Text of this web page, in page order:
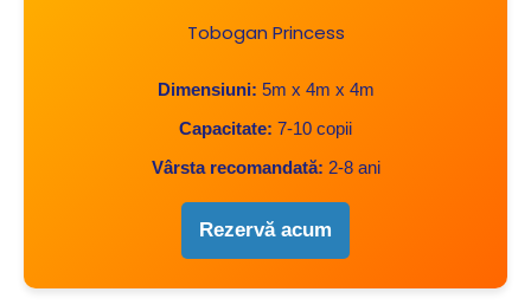
Tobogan Princess
Dimensiuni: 5m x 4m x 4m
Capacitate: 7-10 copii
Vârsta recomandată: 2-8 ani
Rezervă acum